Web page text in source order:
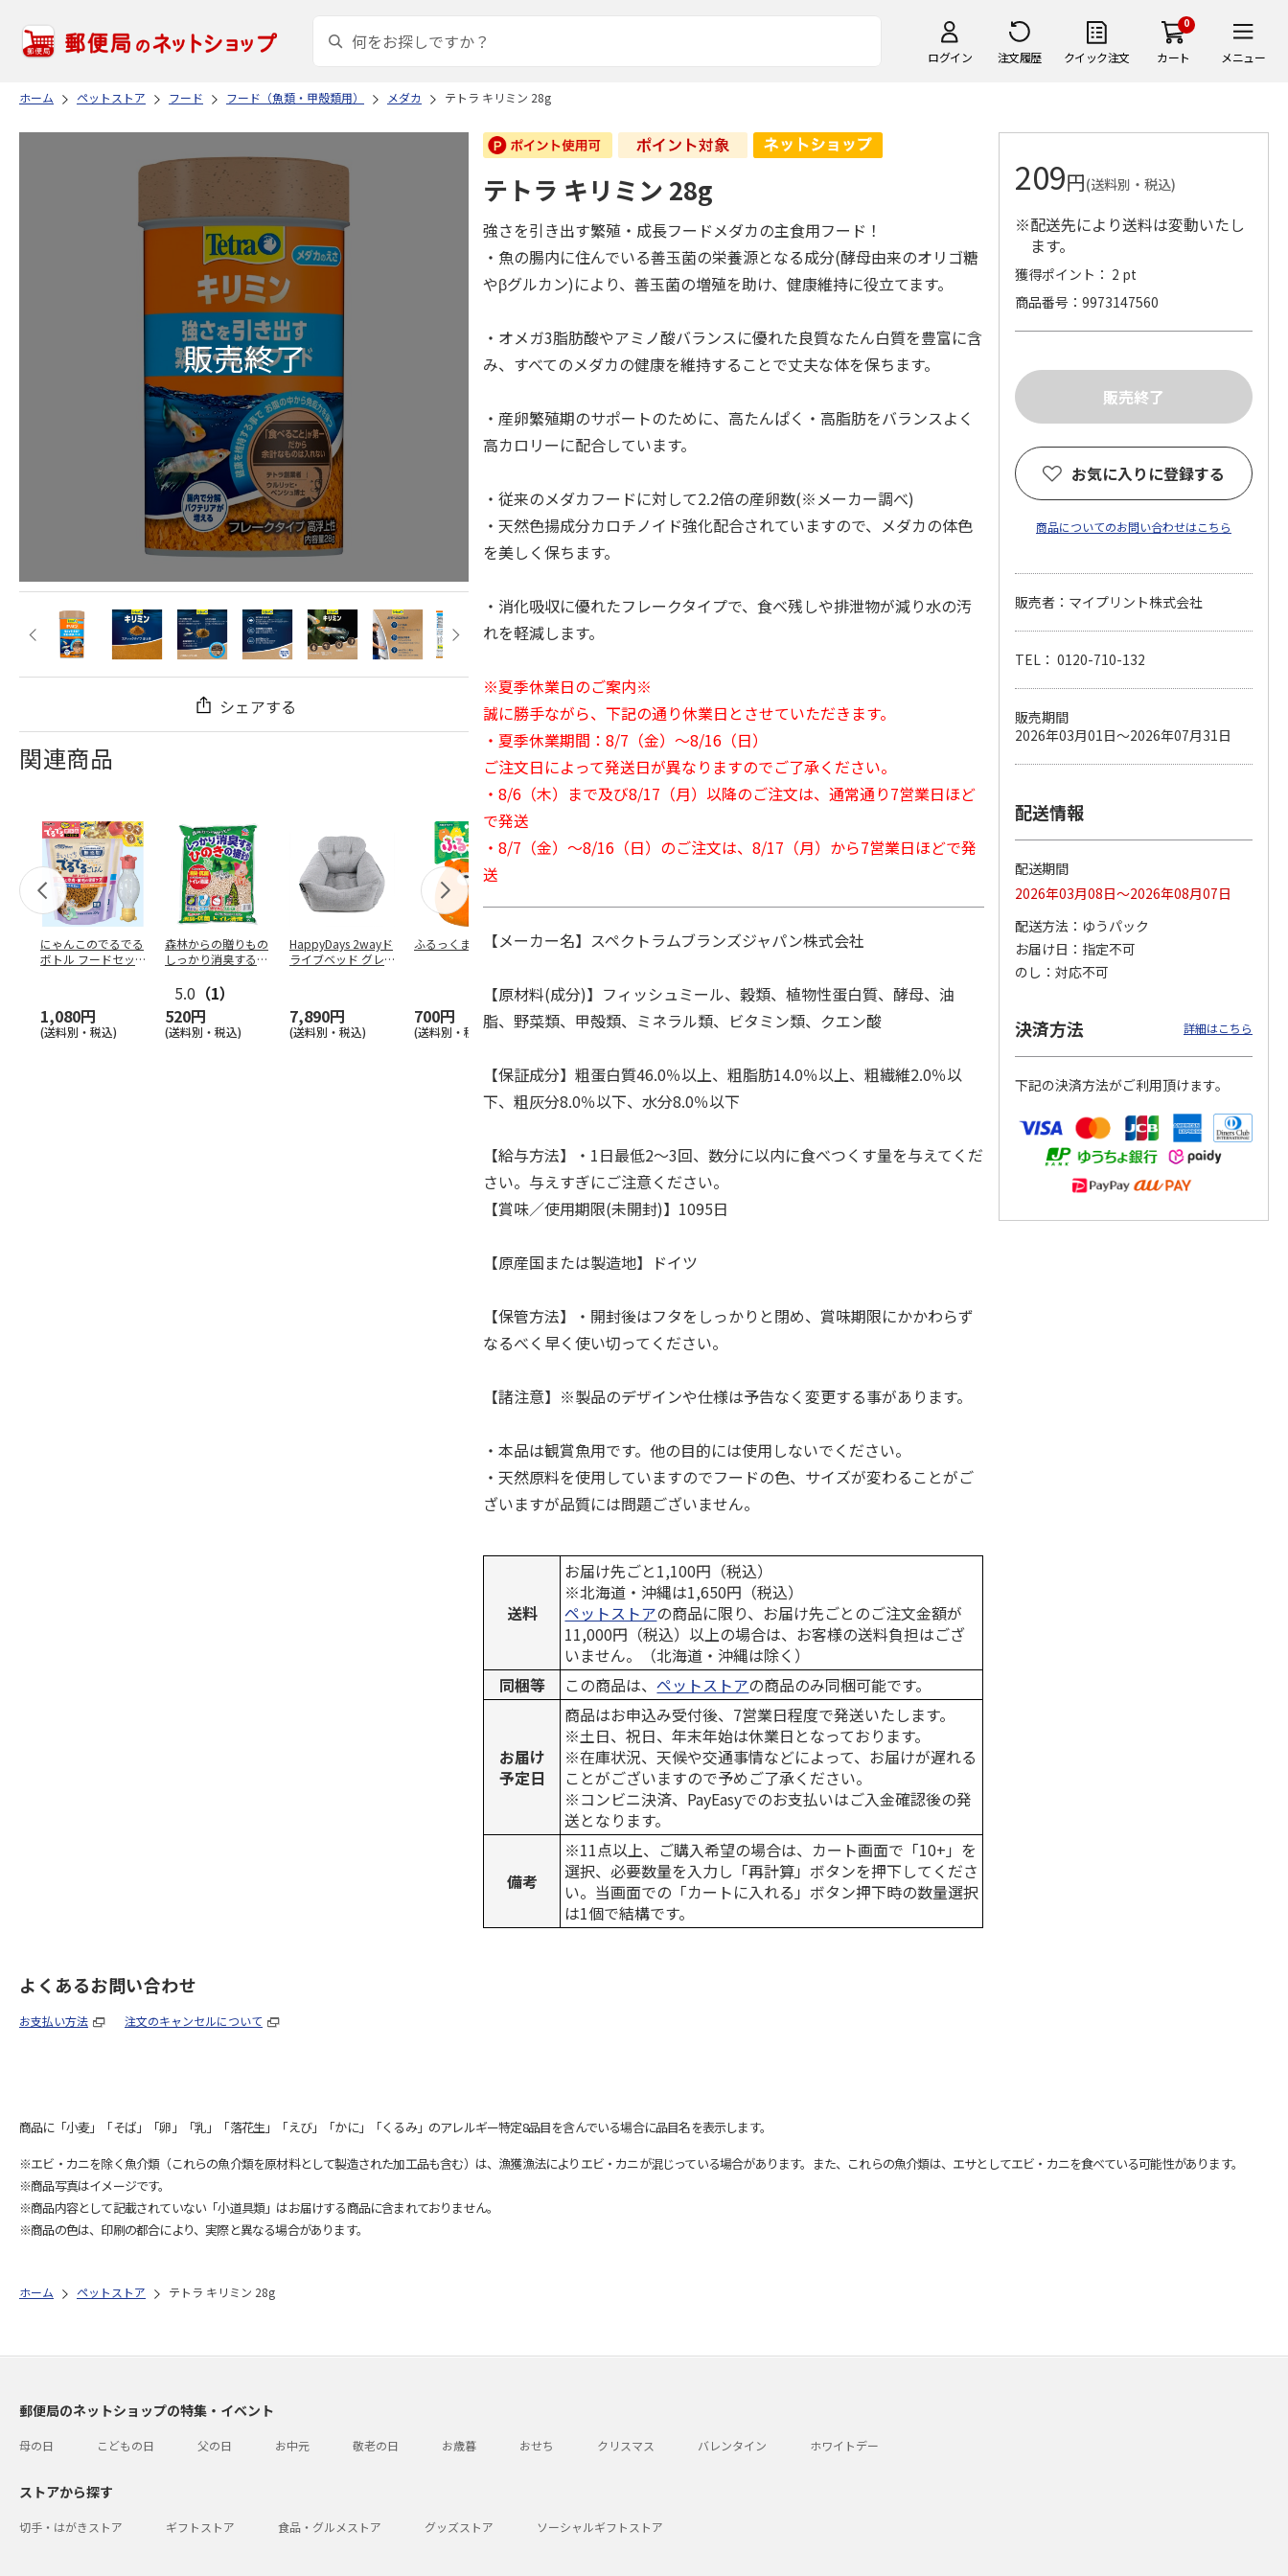
ログイン 注文履歴 クイック注文
0
カート メニュー
ホーム ペットストア フード フード（魚類・甲殻類用） メダカ テトラ キリミン 28g
シェアする
関連商品
にゃんこのでるでる
ボトル フードセッ
1,080円
(送料別・税込)
森林からの贈りもの
しっかり消臭するひ
5.0 （1）
520円
(送料別・税込)
HappyDays 2wayド
ライブベッド グレ
7,890円
(送料別・税込)
ふるっくま みかん
700円
(送料別・税込)
デオトイレ 飛び散
1,320円
(送料別・税込)
獣医師開発 ニオイ
レー
1,550円
(送料別・税込)
無添加良品 カムカ
…
470円
(送料別・税込)
おに
…
ペット線香 虹のか
なた フルーティフ
ローラルの香り
590円
(送料別・税込) (送料別・税込)
テトラ キリミン 28g
強さを引き出す繁殖・成長フードメダカの主食用フード！
・魚の腸内に住んでいる善玉菌の栄養源となる成分(酵母由来のオリゴ糖
やβグルカン)により、善玉菌の増殖を助け、健康維持に役立てます。
・オメガ3脂肪酸やアミノ酸バランスに優れた良質なたん白質を豊富に含
み、すべてのメダカの健康を維持することで丈夫な体を保ちます。
・産卵繁殖期のサポートのために、高たんぱく・高脂肪をバランスよく
高カロリーに配合しています。
・従来のメダカフードに対して2.2倍の産卵数(※メーカー調べ)
・天然色揚成分カロチノイド強化配合されていますので、メダカの体色
を美しく保ちます。
・消化吸収に優れたフレークタイプで、食べ残しや排泄物が減り水の汚
れを軽減します。
※夏季休業日のご案内※
誠に勝手ながら、下記の通り休業日とさせていただきます。
・夏季休業期間：8/7（金）～8/16（日）
ご注文日によって発送日が異なりますのでご了承ください。
・8/6（木）まで及び8/17（月）以降のご注文は、通常通り7営業日ほど
で発送
・8/7（金）～8/16（日）のご注文は、8/17（月）から7営業日ほどで発
送
【メーカー名】スペクトラムブランズジャパン株式会社
【原材料(成分)】フィッシュミール、穀類、植物性蛋白質、酵母、油
脂、野菜類、甲殻類、ミネラル類、ビタミン類、クエン酸
【保証成分】粗蛋白質46.0％以上、粗脂肪14.0％以上、粗繊維2.0％以
下、粗灰分8.0％以下、水分8.0％以下
【給与方法】・1日最低2～3回、数分に以内に食べつくす量を与えてくだ
さい。与えすぎにご注意ください。
【賞味／使用期限(未開封)】1095日
【原産国または製造地】ドイツ
【保管方法】・開封後はフタをしっかりと閉め、賞味期限にかかわらず
なるべく早く使い切ってください。
【諸注意】※製品のデザインや仕様は予告なく変更する事があります。
・本品は観賞魚用です。他の目的には使用しないでください。
・天然原料を使用していますのでフードの色、サイズが変わることがご
ざいますが品質には問題ございません。
送料
お届け先ごと1,100円（税込）
※北海道・沖縄は1,650円（税込）
ペットストアの商品に限り、お届け先ごとのご注文金額が
11,000円（税込）以上の場合は、お客様の送料負担はござ
いません。（北海道・沖縄は除く）
同梱等
この商品は、ペットストアの商品のみ同梱可能です。
お届け
予定日
商品はお申込み受付後、7営業日程度で発送いたします。
※土日、祝日、年末年始は休業日となっております。
※在庫状況、天候や交通事情などによって、お届けが遅れる
ことがございますので予めご了承ください。
※コンビニ決済、PayEasyでのお支払いはご入金確認後の発
送となります。
備考
※11点以上、ご購入希望の場合は、カート画面で「10+」を
選択、必要数量を入力し「再計算」ボタンを押下してくださ
い。当画面での「カートに入れる」ボタン押下時の数量選択
は1個で結構です。
209円(送料別・税込)
※配送先により送料は変動いたし
ます。
獲得ポイント： 2 pt
商品番号
9973147560
お気に入りに登録する
商品についてのお問い合わせはこちら
販売者：マイプリント株式会社
TEL： 0120-710-132
販売期間
2026年03月01日～2026年07月31日
配送情報
配送期間
2026年03月08日～2026年08月07日
配送方法
ゆうパック
お届け日
指定不可
のし
対応不可
決済方法 詳細はこちら
下記の決済方法がご利用頂けます。
よくあるお問い合わせ
お支払い方法 注文のキャンセルについて
商品に「小麦」「そば」「卵」「乳」「落花生」「えび」「かに」「くるみ」のアレルギー特定8品目を含んでいる場合に品目名を表示します。
※エビ・カニを除く魚介類（これらの魚介類を原材料として製造された加工品も含む）は、漁獲漁法によりエビ・カニが混じっている場合があります。また、これらの魚介類は、エサとしてエビ・カニを食べている可能性があります。
※商品写真はイメージです。
※商品内容として記載されていない「小道具類」はお届けする商品に含まれておりません。
※商品の色は、印刷の都合により、実際と異なる場合があります。
ホーム ペットストア テトラ キリミン 28g
郵便局のネットショップの特集・イベント
母の日 こどもの日 父の日 お中元 敬老の日 お歳暮 おせち クリスマス バレンタイン ホワイトデー
ストアから探す
切手・はがきストア ギフトストア 食品・グルメストア グッズストア ソーシャルギフトストア